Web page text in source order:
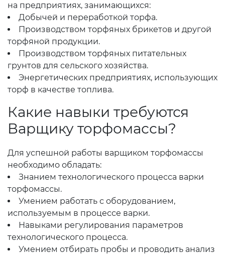
на предприятиях, занимающихся:
Добычей и переработкой торфа.
Производством торфяных брикетов и другой
торфяной продукции.
Производством торфяных питательных
грунтов для сельского хозяйства.
Энергетических предприятиях, использующих
торф в качестве топлива.
Какие навыки требуются
Варщику торфомассы?
Для успешной работы варщиком торфомассы
необходимо обладать:
Знанием технологического процесса варки
торфомассы.
Умением работать с оборудованием,
используемым в процессе варки.
Навыками регулирования параметров
технологического процесса.
Умением отбирать пробы и проводить анализ